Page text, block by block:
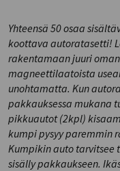
Yhteensä 50 osaa
koottava autoratasetti!
rakentamaan juuri
magneettilaatoista
unohtamatta. Kun
pakkauksessa mukana
pikkuautot (2kpl)
kumpi pysyy paremmin
Kumpikin auto tarvitsee
sisälly pakkaukseen.